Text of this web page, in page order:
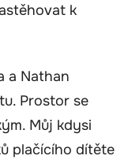
k
a Nathan
Prostor se
Můj kdysi
plačícího dítěte